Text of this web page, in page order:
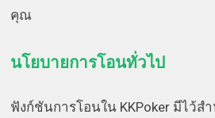
คุณ
นโยบายการโอนทั่วไป
ฟังก์ชันการโอนใน KKPoker มีไว้ส